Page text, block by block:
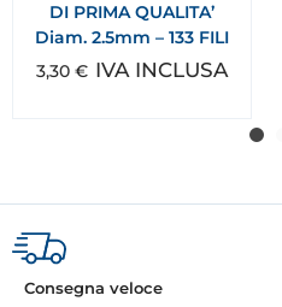
DI PRIMA QUALITA’
Diam. 2.5mm – 133 FILI
3,30 € IVA INCLUSA
Consegna veloce